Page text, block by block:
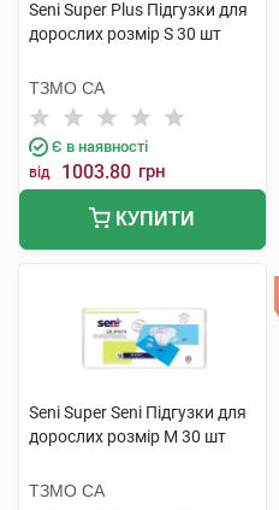
Seni Super Plus Підгузки для
дорослих розмір S 30 шт
ТЗМО СА
Є в наявності
від 1003.80 грн
КУПИТИ
Seni Super Seni Підгузки для
дорослих розмір M 30 шт
ТЗМО СА